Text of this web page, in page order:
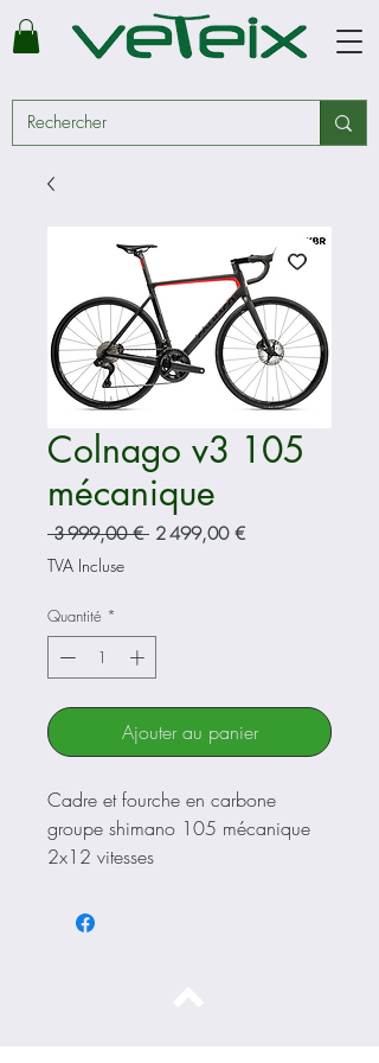
Colnago v3 105
mécanique
3 999,00 € Prix
2 499,00 €Prix
TVA Incluse
Quantité *
Ajouter au panier
Cadre et fourche en carbone
groupe shimano 105 mécanique
2x12 vitesses